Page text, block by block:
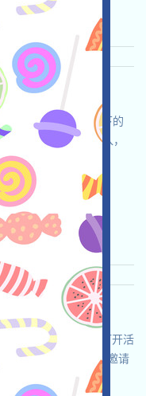
查阅详情
動，這是Manifold旗下的
面，使用Gmail登入，
!
请
收录时间:
查阅详情
個AI智能網絡項目，打开活
全，完成各项任务，邀请